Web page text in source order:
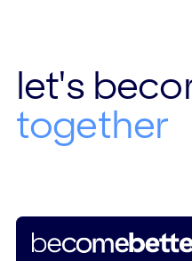
let's
together